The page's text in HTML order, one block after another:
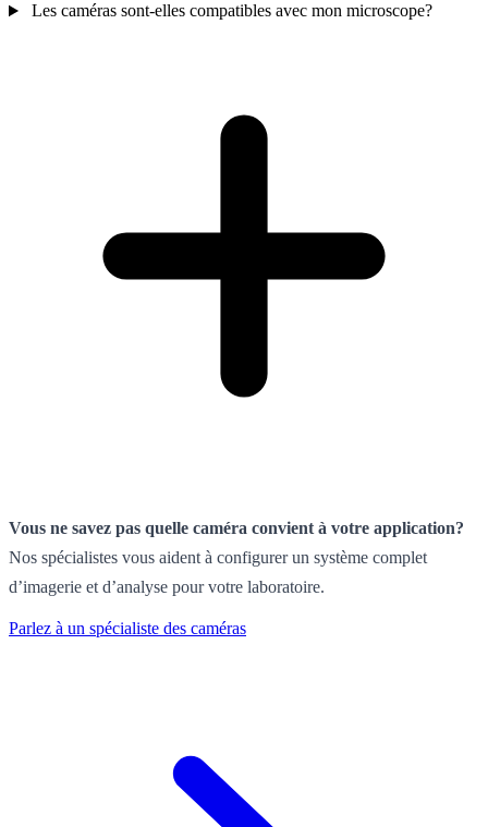
Les caméras sont-elles compatibles avec mon microscope?
Vous ne savez pas quelle caméra convient à votre application?
Nos spécialistes vous aident à configurer un système complet
d’imagerie et d’analyse pour votre laboratoire.
Parlez à un spécialiste des caméras